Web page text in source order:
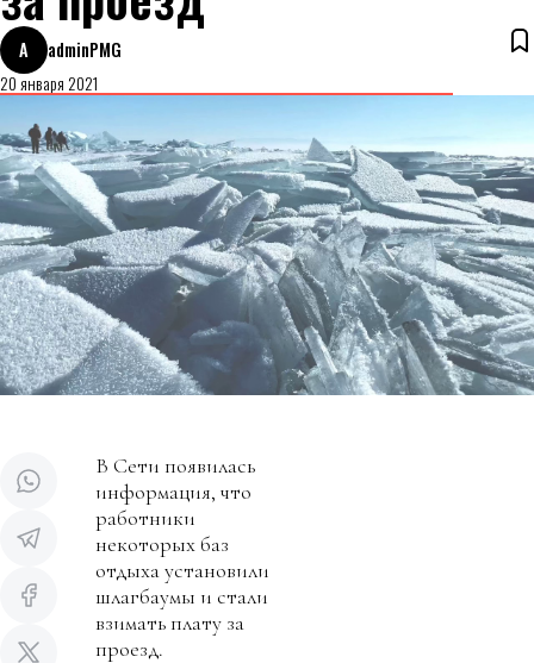
A
adminPMG
20 января 2021
В Сети появилась
информация, что
работники
некоторых баз
отдыха установили
шлагбаумы и стали
взимать плату за
проезд.